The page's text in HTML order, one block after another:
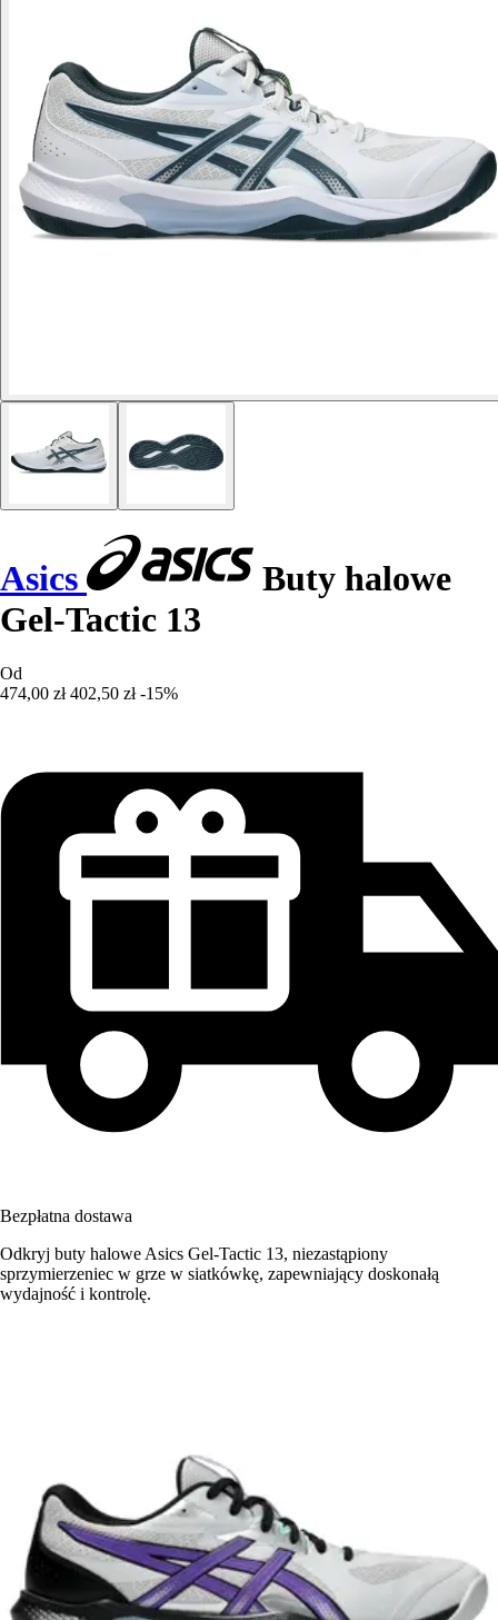
Asics
Buty halowe
Gel-Tactic 13
Od
474,00 zł 402,50 zł -15%
Bezpłatna dostawa
Odkryj buty halowe Asics Gel-Tactic 13, niezastąpiony
sprzymierzeniec w grze w siatkówkę, zapewniający doskonałą
wydajność i kontrolę.